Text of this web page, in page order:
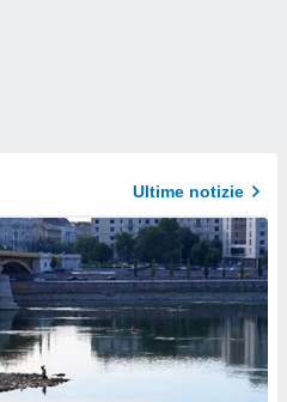
Ultime notizie